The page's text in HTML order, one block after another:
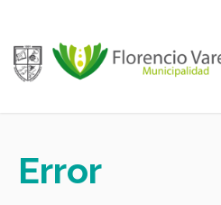
Error